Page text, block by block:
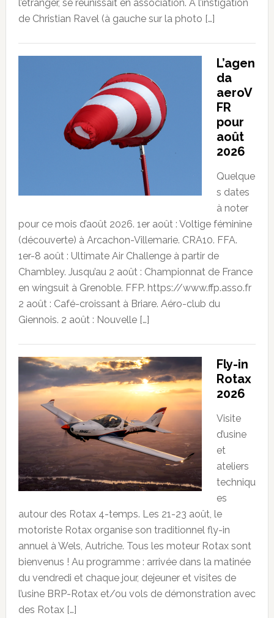
l’étranger, se réunissait en association. A l’instigation
de Christian Ravel (à gauche sur la photo […]
L’agen
da
aeroV
FR
pour
août
2026
Quelque
s dates
à noter
pour ce mois d’août 2026. 1er août : Voltige féminine
(découverte) à Arcachon-Villemarie. CRA10. FFA.
1er-8 août : Ultimate Air Challenge à partir de
Chambley. Jusqu’au 2 août : Championnat de France
en wingsuit à Grenoble. FFP. https://www.ffp.asso.fr
2 août : Café-croissant à Briare. Aéro-club du
Giennois. 2 août : Nouvelle […]
Fly-in
Rotax
2026
Visite
d’usine
et
ateliers
techniqu
es
autour des Rotax 4-temps. Les 21-23 août, le
motoriste Rotax organise son traditionnel fly-in
annuel à Wels, Autriche. Tous les moteur Rotax sont
bienvenus ! Au programme : arrivée dans la matinée
du vendredi et chaque jour, dejeuner et visites de
l’usine BRP-Rotax et/ou vols de démonstration avec
des Rotax […]